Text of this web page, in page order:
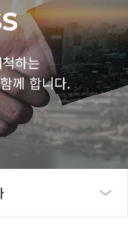
하는
께 합니다.